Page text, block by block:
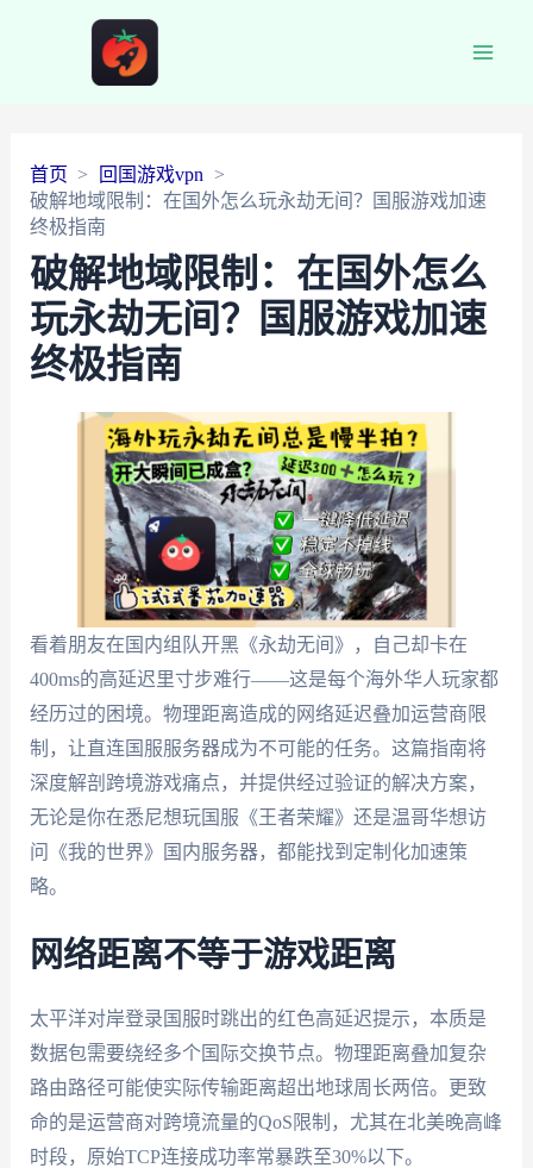
首页
回国游戏vpn
破解地域限制：在国外怎么玩永劫无间？国服游戏加速
终极指南
破解地域限制：在国外怎么
玩永劫无间？国服游戏加速
终极指南
看着朋友在国内组队开黑《永劫无间》，自己却卡在
400ms的高延迟里寸步难行——这是每个海外华人玩家都
经历过的困境。物理距离造成的网络延迟叠加运营商限
制，让直连国服服务器成为不可能的任务。这篇指南将
深度解剖跨境游戏痛点，并提供经过验证的解决方案，
无论是你在悉尼想玩国服《王者荣耀》还是温哥华想访
问《我的世界》国内服务器，都能找到定制化加速策
略。
网络距离不等于游戏距离
太平洋对岸登录国服时跳出的红色高延迟提示，本质是
数据包需要绕经多个国际交换节点。物理距离叠加复杂
路由路径可能使实际传输距离超出地球周长两倍。更致
命的是运营商对跨境流量的QoS限制，尤其在北美晚高峰
时段，原始TCP连接成功率常暴跌至30%以下。